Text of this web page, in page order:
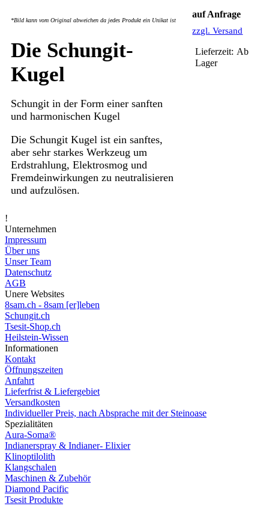
auf Anfrage
zzgl. Versand
Lieferzeit: Ab
Lager
*Bild kann vom Original abweichen da jedes Produkt ein Unikat ist
Die Schungit-
Kugel
Schungit in der Form einer sanften
und harmonischen Kugel
Die Schungit Kugel ist ein sanftes,
aber sehr starkes Werkzeug um
Erdstrahlung, Elektrosmog und
Fremdeinwirkungen zu neutralisieren
und aufzulösen.
!
Unternehmen
Impressum
Über uns
Unser Team
Datenschutz
AGB
Unere Websites
8sam.ch - 8sam [er]leben
Schungit.ch
Tsesit-Shop.ch
Heilstein-Wissen
Informationen
Kontakt
Öffnungszeiten
Anfahrt
Lieferfrist & Liefergebiet
Versandkosten
Individueller Preis, nach Absprache mit der Steinoase
Spezialitäten
Aura-Soma®
Indianerspray & Indianer- Elixier
Klinoptilolith
Klangschalen
Maschinen & Zubehör
Diamond Pacific
Tsesit Produkte